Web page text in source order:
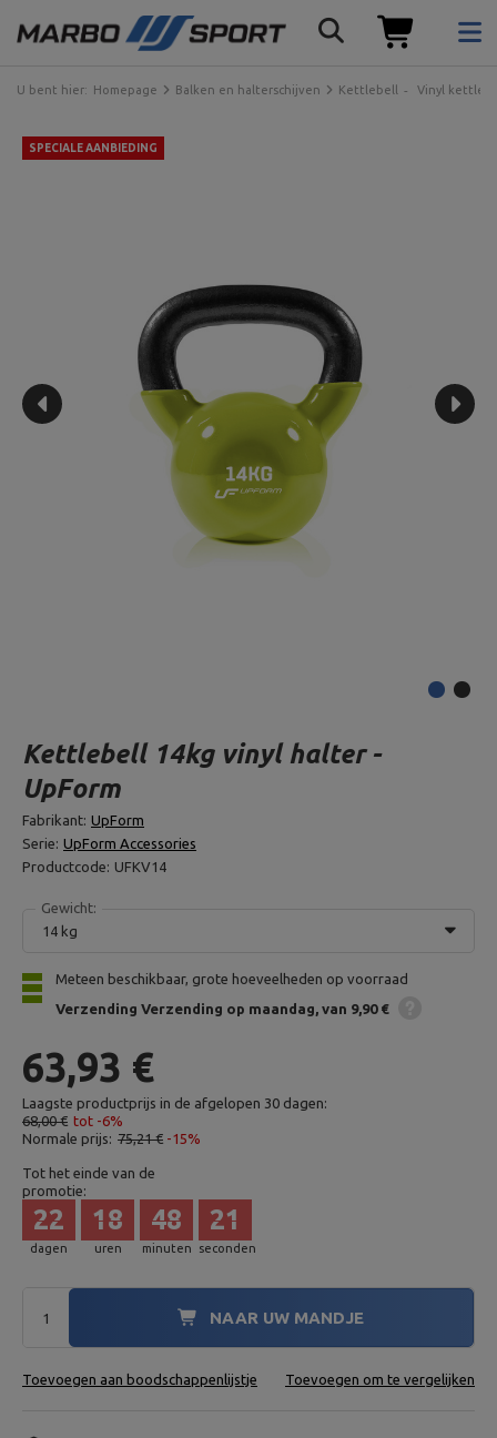
U bent hier: Homepage Balken en halterschijven Kettlebell Vinyl
SPECIALE AANBIEDING
Kettlebell 14kg vinyl halter -
UpForm
Fabrikant: UpForm
Serie: UpForm Accessories
Productcode: UFKV14
Gewicht:
14 kg
Meteen beschikbaar, grote hoeveelheden op voorraad
Verzending Verzending op maandag van 9,90 €
63,93 €
Laagste productprijs in de afgelopen 30 dagen:
68,00 € tot -6%
Normale prijs: 75,21 € -15%
Tot het einde van de
promotie:
dagen
22
uren
18
minuten
48
seconden
20
NAAR UW MANDJE
Toevoegen aan boodschappenlijstje Toevoegen om te vergelijken